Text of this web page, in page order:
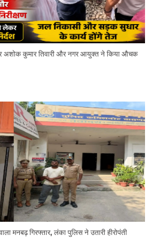
अशोक कुमार तिवारी और नगर आयुक्त ने किया औचक
मनबढ़ गिरफ्तार, लंका पुलिस ने उतारी हीरोपंती